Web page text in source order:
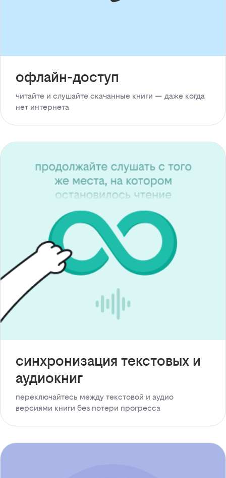
офлайн-доступ
читайте и слушайте скачанные книги — даже когда
нет интернета
синхронизация текстовых и
аудиокниг
переключайтесь между текстовой и аудио
версиями книги без потери прогресса